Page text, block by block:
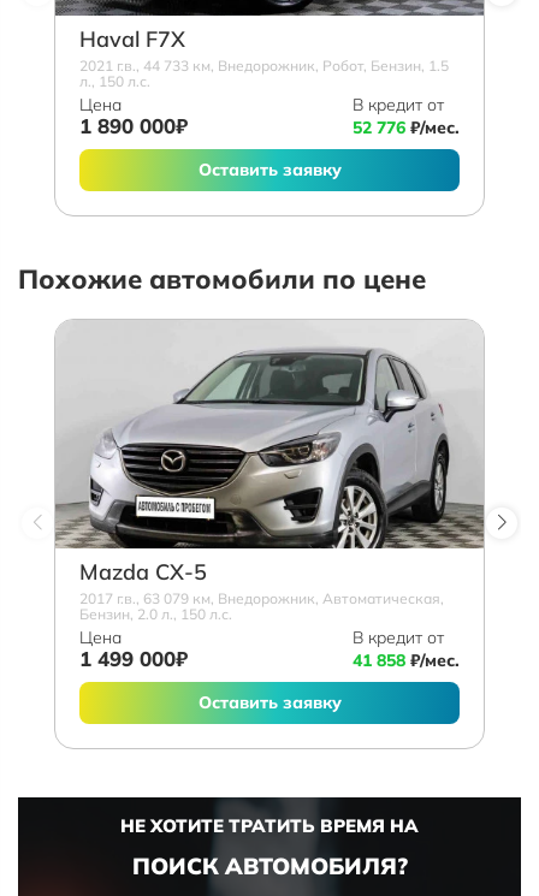
Haval F7X
2021 г.в., 44 733 км, Внедорожник, Робот, Бензин, 1.5
л., 150 л.с.
Цена
1 890 000₽
В кредит от
52 776 ₽/мес.
Оставить заявку
Похожие автомобили по цене
Mazda СХ-5
2017 г.в., 63 079 км, Внедорожник, Автоматическая,
Бензин, 2.0 л., 150 л.с.
Цена
1 499 000₽
В кредит от
41 858 ₽/мес.
Оставить заявку
НЕ ХОТИТЕ ТРАТИТЬ ВРЕМЯ НА
ПОИСК АВТОМОБИЛЯ?